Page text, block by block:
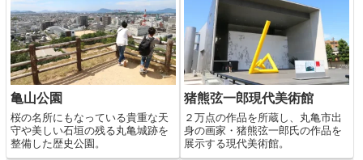
亀山公園
桜の名所にもなっている貴重な天
守や美しい石垣の残る丸亀城跡を
整備した歴史公園。
猪熊弦一郎現代美術館
２万点の作品を所蔵し、丸亀市出
身の画家・猪熊弦一郎氏の作品を
展示する現代美術館。